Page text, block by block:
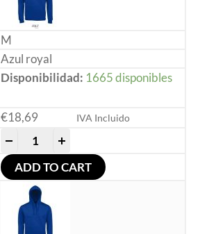
M
Azul royal
Disponibilidad: 1665 disponibles
€18,69 IVA Incluido
ADD TO CART